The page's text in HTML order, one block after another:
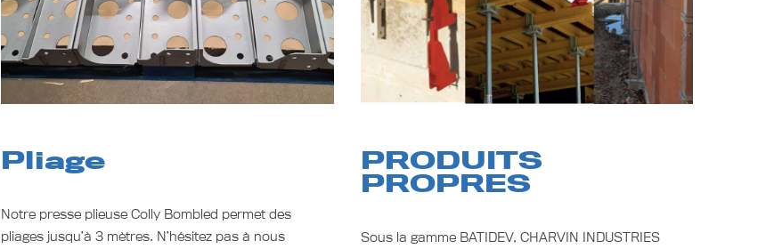
Pliage
Notre presse plieuse Colly Bombled permet des
pliages jusqu’à 3 mètres. N’hésitez pas à nous
PRODUITS
PROPRES
Sous la gamme BATIDEV, CHARVIN INDUSTRIES